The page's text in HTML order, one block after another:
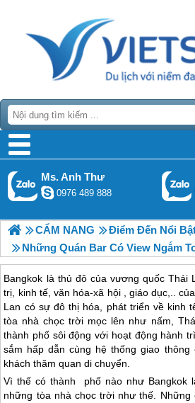
Ms. Anh Thư
0976 489 888
CẨM NANG
Điểm Đến Nổi
Những Quán Bar Có View Ngắm Toàn Cảnh
Bangkok là thủ đô của vương quốc Thái
trị, kinh tế, văn hóa-xã hội , giáo dục,..
Lan có sự đô thị hóa, phát triển về kinh
tòa nhà chọc trời mọc lên như nấm,
thành phố sôi động với hoạt động hành
sắm hấp dẫn cùng hệ thống giao thông
khách thăm quan di chuyển.
Vì thế có thành phố nào như Bangkok
những tòa nhà chọc trời như thế.